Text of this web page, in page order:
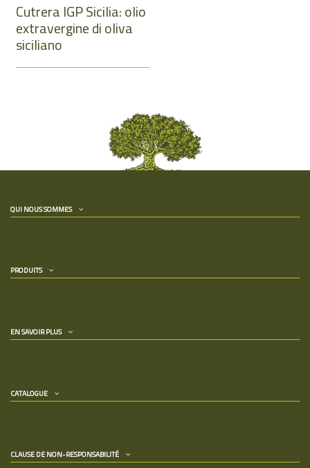
Cutrera IGP Sicilia: olio
extravergine di oliva
siciliano
QUI NOUS SOMMES
PRODUITS
EN SAVOIR PLUS
CATALOGUE
CLAUSE DE NON-RESPONSABILITÉ